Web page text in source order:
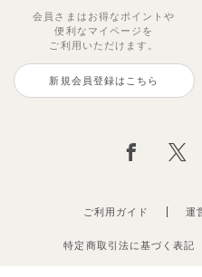
会員さまはお得なポイントや
便利な マイページを
ご利用いただけます。
新規会員登録はこちら
ご利用ガイド 運
特定商取引法に基づく表記